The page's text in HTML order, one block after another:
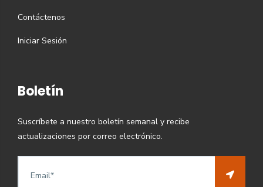
Contáctenos
Iniciar Sesión
Boletín
Suscríbete a nuestro boletín semanal y recibe
actualizaciones por correo electrónico.